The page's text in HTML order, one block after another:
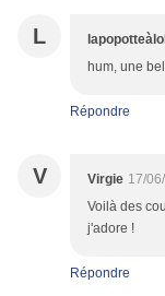
L
hum, une
Répondre
V Virgie 17/
Voilà des
j'adore !
Répondre